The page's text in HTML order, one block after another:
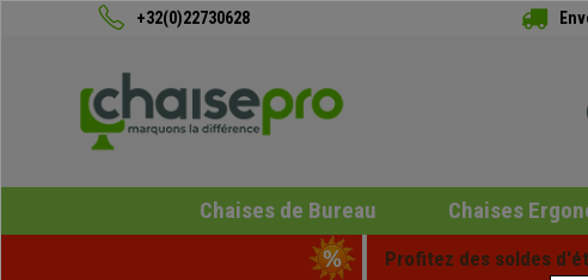
+32(0)22730628
Chaises de Bureau Chaises
Profitez des soldes